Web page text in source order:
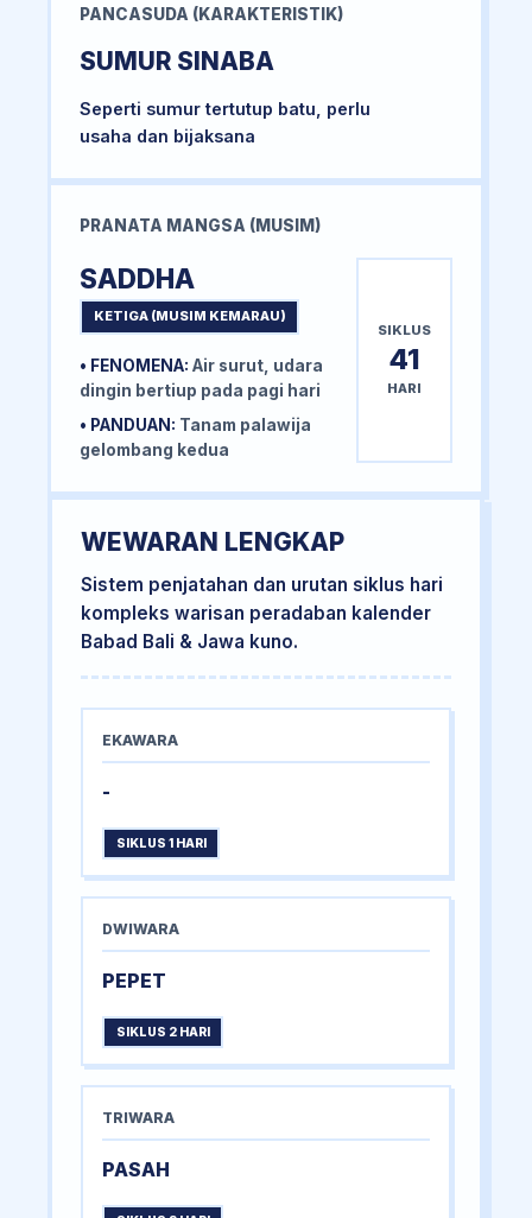
PANCASUDA (KARAKTERISTIK)
SUMUR SINABA
Seperti sumur tertutup batu, perlu
usaha dan bijaksana
PRANATA MANGSA (MUSIM)
SADDHA
KETIGA (MUSIM KEMARAU)
• FENOMENA: Air surut, udara
dingin bertiup pada pagi hari
• PANDUAN: Tanam palawija
gelombang kedua
SIKLUS
41
HARI
WEWARAN LENGKAP
Sistem penjatahan dan urutan siklus hari
kompleks warisan peradaban kalender
Babad Bali & Jawa kuno.
EKAWARA
-
SIKLUS 1 HARI
DWIWARA
PEPET
SIKLUS 2 HARI
TRIWARA
PASAH